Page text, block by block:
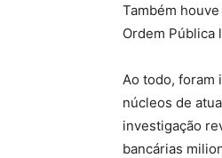
Também
Ordem Pública
Ao todo, foram
núcleos de
investigação
bancárias